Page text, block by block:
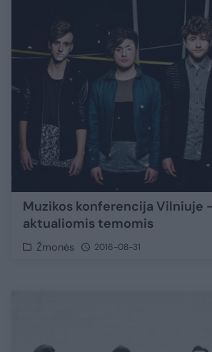
Muzikos konferencija Vilniuje
aktualiomis temomis
Žmonės 2016-08-31